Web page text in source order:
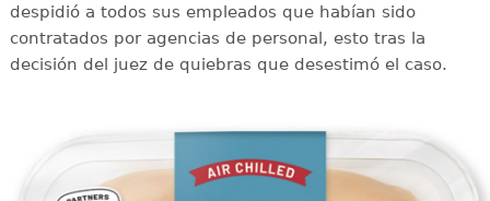
despidió a todos sus empleados que habían sido
contratados por agencias de personal, esto tras la
decisión del juez de quiebras que desestimó el caso.